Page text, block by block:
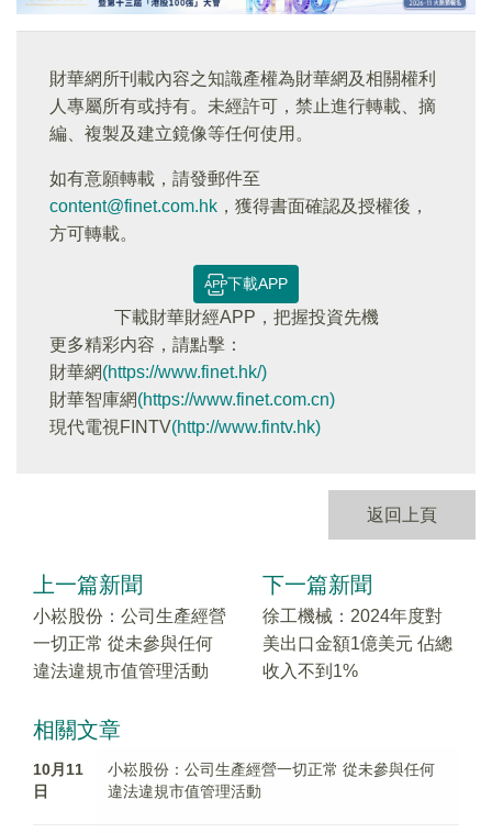
財華網所刊載內容之知識產權為財華網及相關權利
人專屬所有或持有。未經許可，禁止進行轉載、摘
編、複製及建立鏡像等任何使用。
如有意願轉載，請發郵件至
content@finet.com.hk ，獲得書面確認及授權後，
方可轉載。
下載APP
下載財華財經APP，把握投資先機
更多精彩内容，請點擊：
財華網(https://www.finet.hk/)
財華智庫網(https://www.finet.com.cn)
現代電視FINTV(http://www.fintv.hk)
返回上頁
上一篇新聞
小崧股份：公司生產經營
一切正常 從未參與任何
違法違規市值管理活動
下一篇新聞
徐工機械：2024年度對
美出口金額1億美元 佔總
收入不到1%
相關文章
10月11
日
小崧股份：公司生產經營一切正常 從未參與任何
違法違規市值管理活動